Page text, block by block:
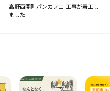
高野西開町パンカフェ-工事が着工し
ました